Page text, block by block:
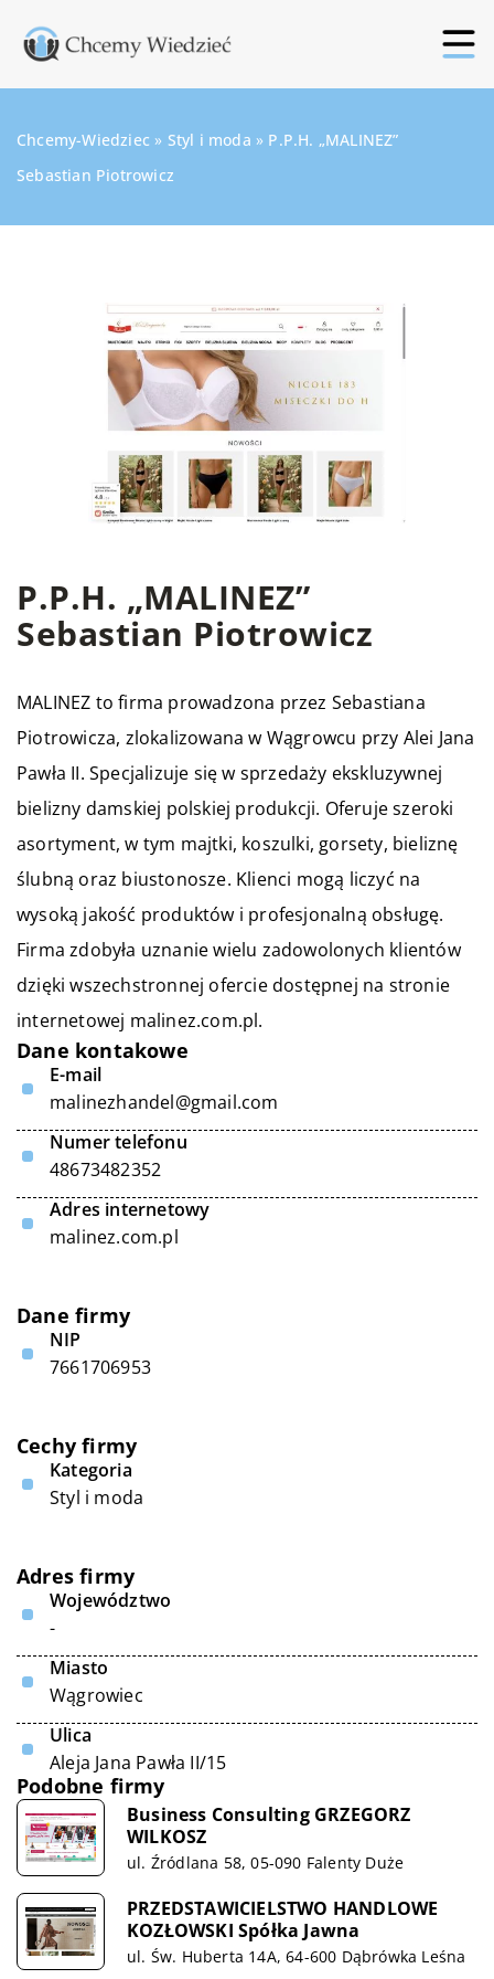
Chcemy-Wiedziec » Styl i moda » P.P.H. „MALINEZ”
Sebastian Piotrowicz
P.P.H. „MALINEZ”
Sebastian Piotrowicz
MALINEZ to firma prowadzona przez Sebastiana
Piotrowicza, zlokalizowana w Wągrowcu przy Alei Jana
Pawła II. Specjalizuje się w sprzedaży ekskluzywnej
bielizny damskiej polskiej produkcji. Oferuje szeroki
asortyment, w tym majtki, koszulki, gorsety, bieliznę
ślubną oraz biustonosze. Klienci mogą liczyć na
wysoką jakość produktów i profesjonalną obsługę.
Firma zdobyła uznanie wielu zadowolonych klientów
dzięki wszechstronnej ofercie dostępnej na stronie
internetowej malinez.com.pl.
Dane kontakowe
E-mail
malinezhandel@gmail.com
Numer telefonu
48673482352
Adres internetowy
malinez.com.pl
Dane firmy
NIP
7661706953
Cechy firmy
Kategoria
Styl i moda
Adres firmy
Województwo
-
Miasto
Wągrowiec
Ulica
Aleja Jana Pawła II/15
Podobne firmy
Business Consulting GRZEGORZ
WILKOSZ
ul. Źródlana 58, 05-090 Falenty Duże
PRZEDSTAWICIELSTWO HANDLOWE
KOZŁOWSKI Spółka Jawna
ul. Św. Huberta 14A, 64-600 Dąbrówka Leśna